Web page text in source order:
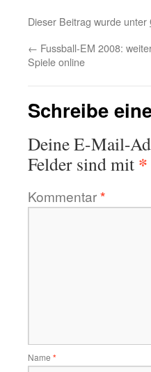
Dieser Beitrag wurde unter
← Fussball-EM 2008:
Spiele online
Schreibe
Deine E-Mail-
Felder sind mit *
Kommentar*
Name *